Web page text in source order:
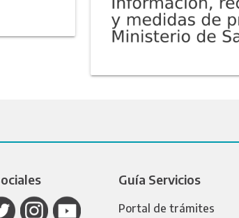
Guía Servicios
Portal de trámites